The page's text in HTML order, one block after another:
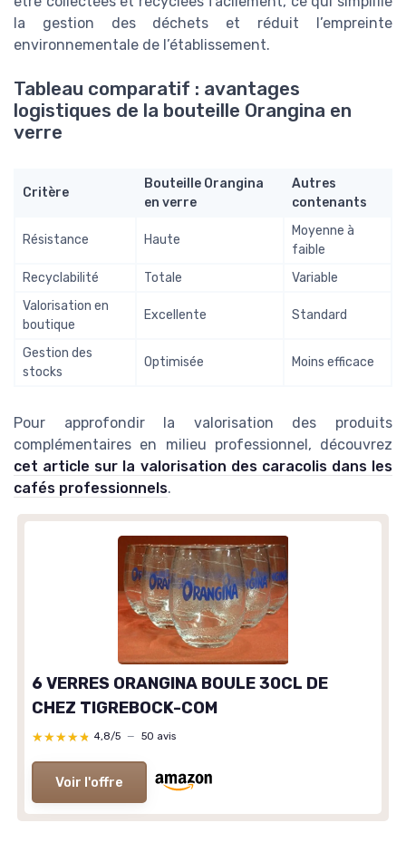
la gestion des déchets et réduit l’empreinte
environnementale de l’établissement.
Tableau comparatif : avantages
logistiques de la bouteille Orangina en
verre
Critère
Bouteille Orangina
en verre
Autres
contenants
Résistance Haute
Moyenne à
faible
Recyclabilité
Totale
Variable
Valorisation en
boutique
Excellente Standard
Gestion des
stocks
Optimisée Moins efficace
Pour approfondir la valorisation des produits
complémentaires en milieu professionnel, découvrez
cet article sur la valorisation des caracolis dans les
cafés professionnels.
6 VERRES ORANGINA BOULE 30CL DE
CHEZ TIGREBOCK-COM
★★★★★
★★★★★ 4,8/5 — 50 avis
Voir l'offre